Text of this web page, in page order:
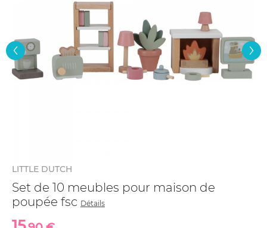
LITTLE DUTCH
Set de 10 meubles pour maison de
poupée fsc Détails